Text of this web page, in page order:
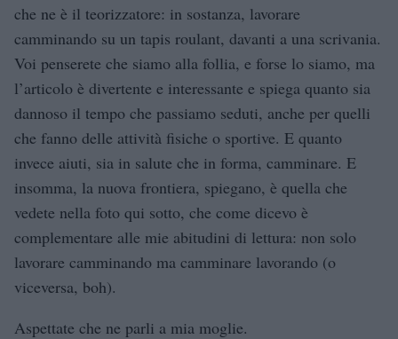
che ne è il teorizzatore: in sostanza, lavorare
camminando su un tapis roulant, davanti a una scrivania.
Voi penserete che siamo alla follia, e forse lo siamo, ma
l’articolo è divertente e interessante e spiega quanto sia
dannoso il tempo che passiamo seduti, anche per quelli
che fanno delle attività fisiche o sportive. E quanto
invece aiuti, sia in salute che in forma, camminare. E
insomma, la nuova frontiera, spiegano, è quella che
vedete nella foto qui sotto, che come dicevo è
complementare alle mie abitudini di lettura: non solo
lavorare camminando ma camminare lavorando (o
viceversa, boh).
Aspettate che ne parli a mia moglie.